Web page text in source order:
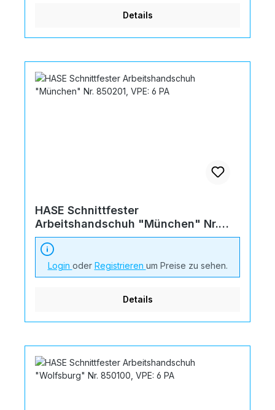
Details
HASE Schnittfester
Arbeitshandschuh "München" Nr.
850201, VPE: 6 PA
Login oder Registrieren um Preise zu sehen.
Details